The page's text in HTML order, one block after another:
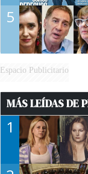
5
Espacio Publicitario
MÁS LEÍDAS DE
1